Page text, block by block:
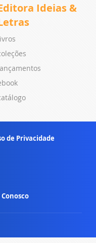
Ideias &
de Privacidade
Conosco